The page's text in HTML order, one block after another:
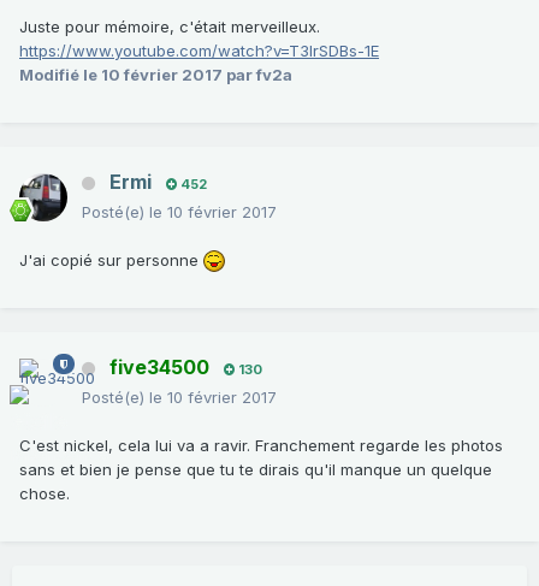
Juste pour mémoire, c'était merveilleux.
https://www.youtube.com/watch?v=T3lrSDBs-1E
Modifié le 10 février 2017 par fv2a
Ermi 452
Posté(e) le 10 février 2017
J'ai copié sur personne
five34500 130
Posté(e) le 10 février 2017
C'est nickel, cela lui va a ravir. Franchement regarde les photos
sans et bien je pense que tu te dirais qu'il manque un quelque
chose.